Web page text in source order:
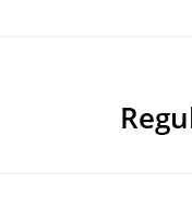
Next